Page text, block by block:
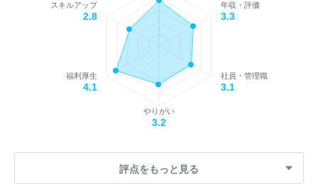
年収・評価
3.3
社員・管理職
3.1
やりがい
3.2
福利厚生
4.1
スキルアップ
2.8
評点をもっと見る